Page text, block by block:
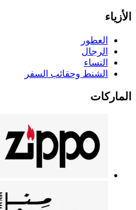
الأزياء
العطور
الرجال
النساء
الشنط وحقائب السفر
الماركات